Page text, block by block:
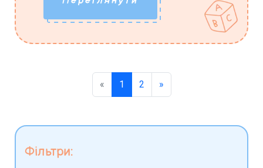
Фільтри:
« 1 2 »